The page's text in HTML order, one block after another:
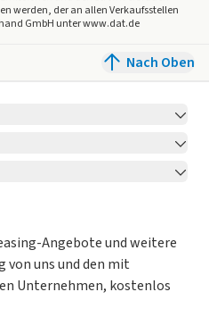
werden, der an allen Verkaufsstellen
GmbH unter www.dat.de
Nach Oben
Angebote und weitere
von uns und den mit
Unternehmen, kostenlos